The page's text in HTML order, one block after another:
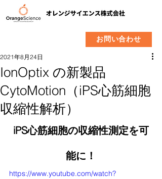
お問い合わせ
IonOptix の新製品
CytoMotion（iPS心筋細胞
収縮性解析）
2021年8月24日
iPS心筋細胞の収縮性測定を可
能に！
https://www.youtube.com/watch?